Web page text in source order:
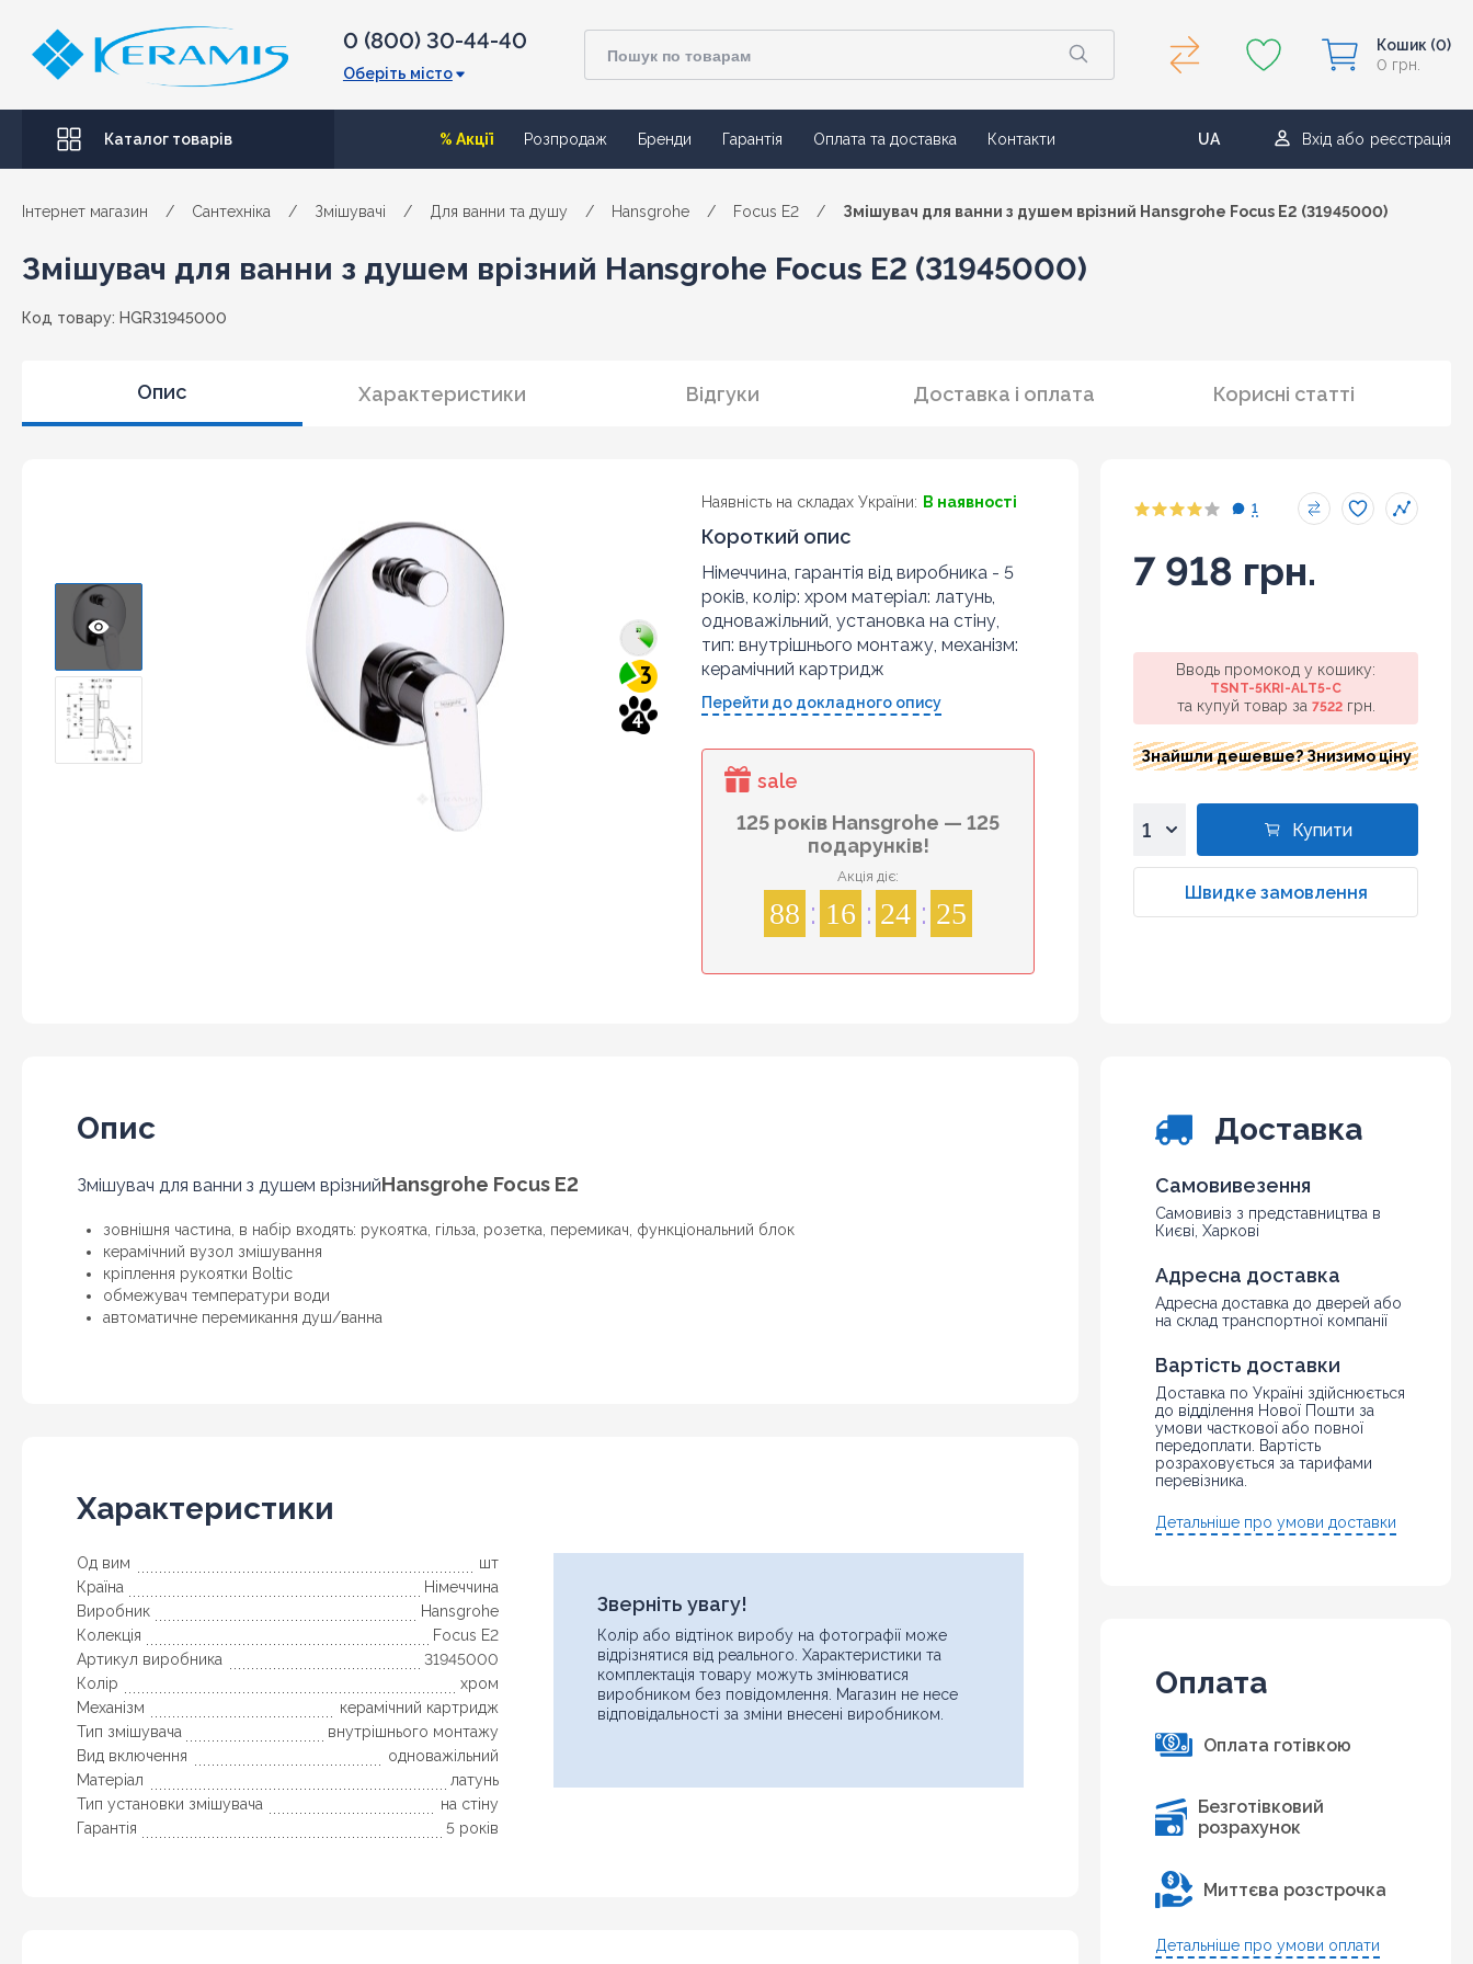
0 (800) 30-44-40
Оберіть місто
Кошик (0)
0 грн.
Каталог товарів % Акції Розпродаж Бренди Гарантія Оплата та доставка Контакти
UA
RU
Вхід або реєстрація
Інтернет магазин / Сантехніка / Змішувачі / Для ванни та душу / Hansgrohe / Focus E2 / Змішувач для ванни з душем врізний Hansgrohe Focus E2 (31945000)
Змішувач для ванни з душем врізний Hansgrohe Focus E2 (31945000)
Код товару: HGR31945000
Опис Характеристики Відгуки Доставка і оплата Корисні статті
3
4
Наявність на складах України: В наявності
Короткий опис
Німеччина, гарантія від виробника - 5
років, колір: хром матеріал: латунь,
одноважільний, установка на стіну,
тип: внутрішнього монтажу, механізм:
керамічний картридж
Перейти до докладного опису
sale
125 років Hansgrohe — 125
подарунків!
Акція діє:
88 16 24 24
1
7 918 грн.
Вводь промокод у кошику:
TSNT-5KRI-ALT5-C
та купуй товар за 7522грн.
Знайшли дешевше? Знизимо ціну
3
10
Купити
Швидке замовлення
Опис
Змішувач для ванни з душем врізнийHansgrohe Focus E2
зовнішня частина, в набір входять: рукоятка, гільза, розетка, перемикач, функціональний блок
керамічний вузол змішування
кріплення рукоятки Boltic
обмежувач температури води
автоматичне перемикання душ/ванна
Характеристики
Од вим
шт
Країна
Німеччина
Виробник
Hansgrohe
Колекція
Focus E2
Артикул виробника
31945000
Колір
хром
Механізм
керамічний картридж
Тип змішувача
внутрішнього монтажу
Вид включення
одноважільний
Матеріал
латунь
Тип установки змішувача
на стіну
Гарантія
5 років
Зверніть увагу!
Колір або відтінок виробу на фотографії може
відрізнятися від реального. Характеристики та
комплектація товару можуть змінюватися
виробником без повідомлення. Магазин не несе
відповідальності за зміни внесені виробником.
Доставка
Самовивезення
Самовивіз з представництва в
Києві, Харкові
Адресна доставка
Адресна доставка до дверей або
на склад транспортної компанії
Вартість доставки
Доставка по Україні здійснюється
до відділення Нової Пошти за
умови часткової або повної
передоплати. Вартість
розраховується за тарифами
перевізника.
Детальніше про умови доставки
Оплата
Оплата готівкою
Безготівковий
розрахунок
Миттєва розстрочка
Детальніше про умови оплати